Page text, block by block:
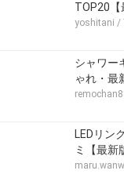
TOP20【
yoshitani /
シャワー
ゃれ・最
LEDリン
ミ【最新